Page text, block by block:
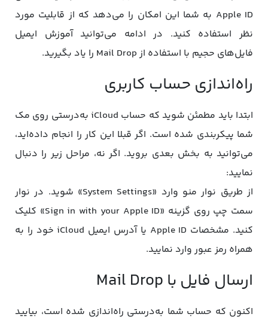
Apple ID به شما این امکان را می‌دهد که از قابلیت مورد
نظر استفاده کنید. در ادامه می‌توانید آموزش ایمیل
فایل‌های حجیم با استفاده از Mail Drop را یاد بگیرید.
راه‌اندازی حساب کاربری
ابتدا باید مطمئن شوید که حساب iCloud به‌درستی روی مک
شما پیکربندی شده است. اگر قبلا این کار را انجام داده‌اید،
می‌توانید به بخش بعدی بروید. اگر نه، مراحل زیر را دنبال
نمایید:
از طریق نوار منو وارد «System Settings» شوید. در نوار
سمت چپ روی گزینه «Sign in with your Apple ID» کلیک
کنید. مشخصات Apple ID یا آدرس ایمیل iCloud خود را به
همراه رمز عبور وارد نمایید.
ارسال فایل با Mail Drop
اکنون که حساب شما به‌درستی راه‌اندازی شده است، بیایید